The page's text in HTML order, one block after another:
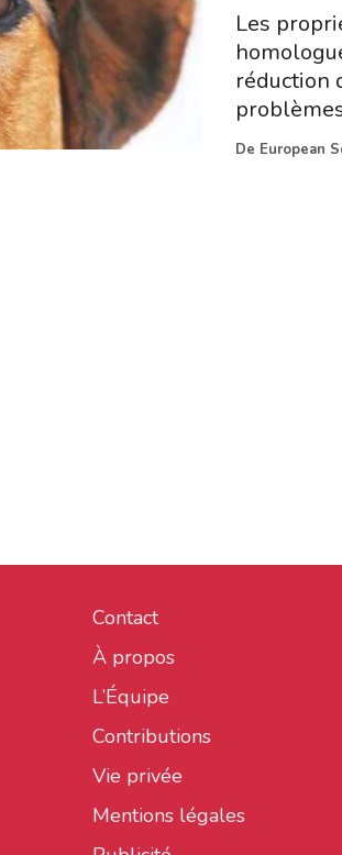
Les
réduction
De European
Contact
À propos
L’Équipe
Contributions
Vie privée
Mentions légales